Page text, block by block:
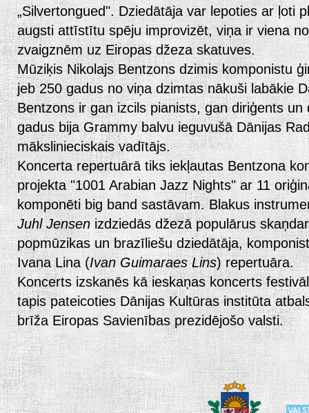
„Silvertongued". Dziedātāja var lepoties ar ļoti
augsti attīstītu spēju improvizēt, viņa ir viena
zvaigznēm uz Eiropas džeza skatuves.
Mūziķis Nikolajs Bentzons dzimis komponistu
jeb 250 gadus no viņa dzimtas nākuši labākie
Bentzons ir gan izcils pianists, gan diriģents
gadus bija Grammy balvu ieguvušā Dānijas
mākslinieciskais vadītājs.
Koncerta repertuārā tiks iekļautas Bentzona
projekta "1001 Arabian Jazz Nights" ar 11
komponēti big band sastāvam. Blakus
Juhl Jensenizdziedās džezā populārus
popmūzikas un brazīliešu dziedātāja,
Ivana Lina (Ivan Guimaraes Lins) repertuāra.
Koncerts izskanēs kā ieskaņas koncerts
tapis pateicoties Dānijas Kultūras institūta
brīža Eiropas Savienības prezidējošo valsti.